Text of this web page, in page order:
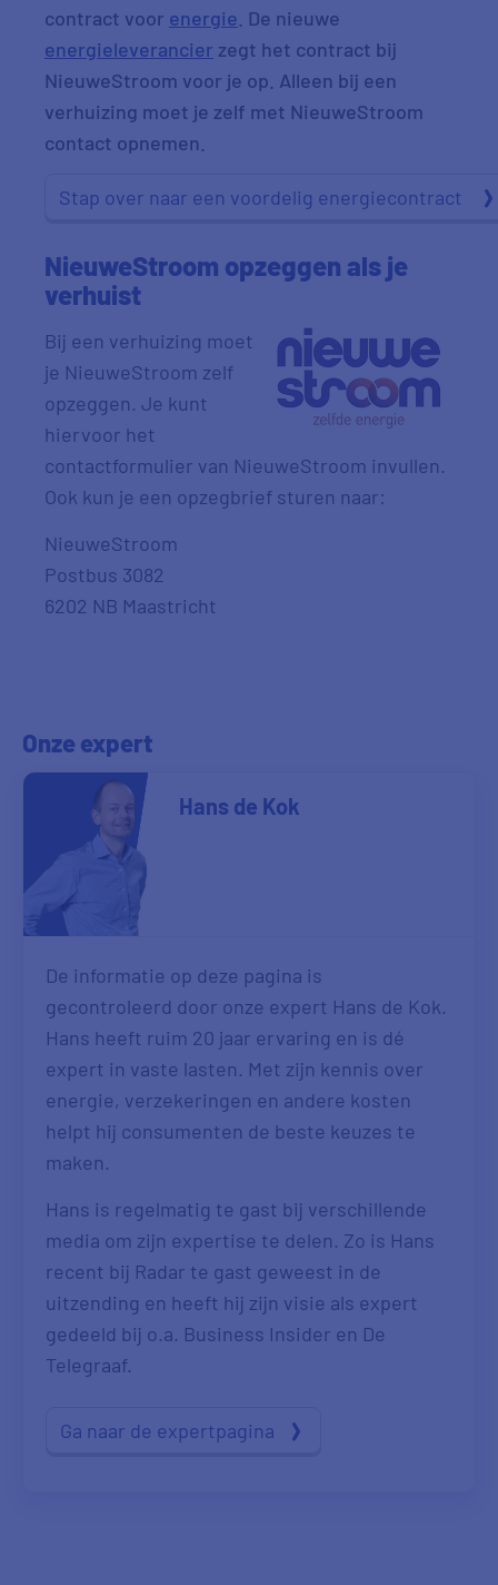
contract voor energie . De nieuwe
energieleverancier zegt het contract bij
NieuweStroom voor je op. Alleen bij een
verhuizing moet je zelf met NieuweStroom
contact opnemen.
Stap over naar een voordelig energiecontract
NieuweStroom opzeggen als je
verhuist
Bij een verhuizing moet
je NieuweStroom zelf
opzeggen. Je kunt
hiervoor het
contactformulier van NieuweStroom invullen.
Ook kun je een opzegbrief sturen naar:
NieuweStroom
Postbus 3082
6202 NB Maastricht
Onze expert
Hans de Kok
De informatie op deze pagina is
gecontroleerd door onze expert Hans de Kok.
Hans heeft ruim 20 jaar ervaring en is dé
expert in vaste lasten. Met zijn kennis over
energie, verzekeringen en andere kosten
helpt hij consumenten de beste keuzes te
maken.
Hans is regelmatig te gast bij verschillende
media om zijn expertise te delen. Zo is Hans
recent bij Radar te gast geweest in de
uitzending en heeft hij zijn visie als expert
gedeeld bij o.a. Business Insider en De
Telegraaf.
Ga naar de expertpagina